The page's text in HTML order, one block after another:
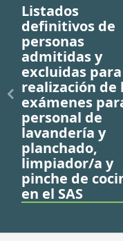
Listados
definitivos de
personas
admitidas y
excluidas
realización de
exámenes
personal de
lavandería y
planchado,
limpiador/a y
pinche de
en el SAS